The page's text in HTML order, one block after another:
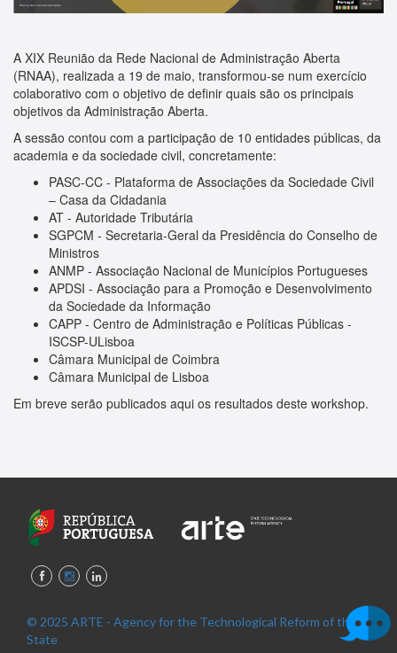
A XIX Reunião da Rede Nacional de Administração Aberta
(RNAA), realizada a 19 de maio, transformou-se num exercício
colaborativo com o objetivo de definir quais são os principais
objetivos da Administração Aberta.
A sessão contou com a participação de 10 entidades públicas, da
academia e da sociedade civil, concretamente:
PASC-CC - Plataforma de Associações da Sociedade Civil
– Casa da Cidadania
AT - Autoridade Tributária
SGPCM - Secretaria-Geral da Presidência do Conselho de
Ministros
ANMP - Associação Nacional de Municípios Portugueses
APDSI - Associação para a Promoção e Desenvolvimento
da Sociedade da Informação
CAPP - Centro de Administração e Políticas Públicas -
ISCSP-ULisboa
Câmara Municipal de Coimbra
Câmara Municipal de Lisboa
Em breve serão publicados aqui os resultados deste workshop.
© 2025 ARTE - Agency for the Technological Reform of the
State